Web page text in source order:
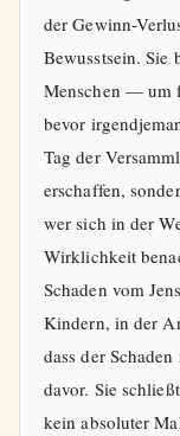
der Gewinn-
Bewusstsein. Sie
Menschen — um
bevor
Tag der
erschaffen,
wer sich in der
Wirklichkeit
Schaden vom
Kindern, in der
dass der
davor. Sie
kein absoluter